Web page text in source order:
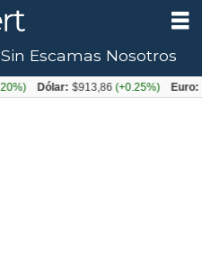
Sin Escamas Nosotros
Dólar: $913,86(+0.25%) Euro: